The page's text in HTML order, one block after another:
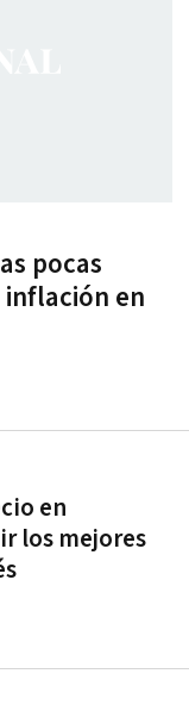
pocas
inflación en
en
los mejores